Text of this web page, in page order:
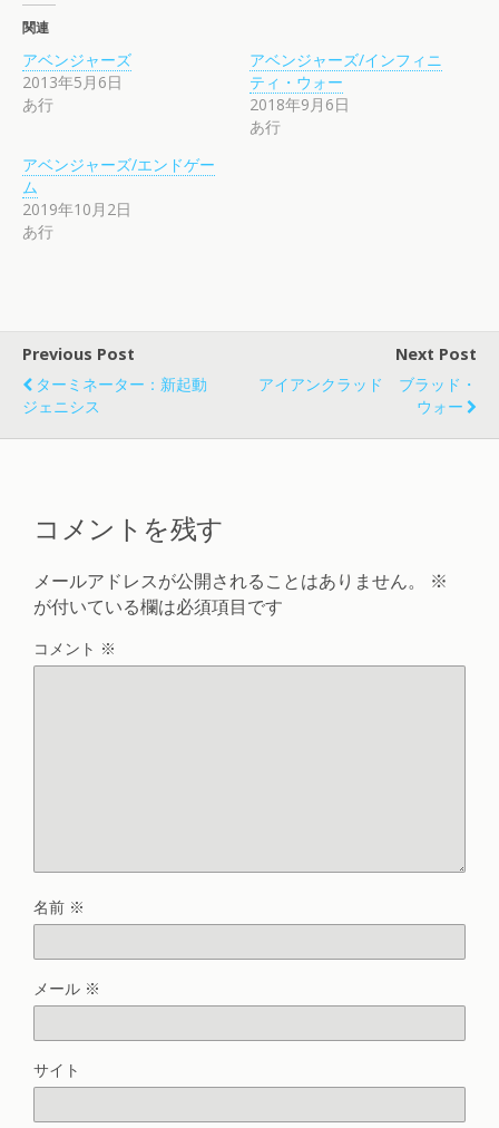
関連
アベンジャーズ
2013年5月6日
あ行
アベンジャーズ/インフィニ
ティ・ウォー
2018年9月6日
あ行
アベンジャーズ/エンドゲー
ム
2019年10月2日
あ行
Previous Post
ターミネーター：新起動
ジェニシス
Next Post
アイアンクラッド ブラッド・
ウォー
コメントを残す
メールアドレスが公開されることはありません。
※
が付いている欄は必須項目です
コメント ※
名前 ※
メール ※
サイト